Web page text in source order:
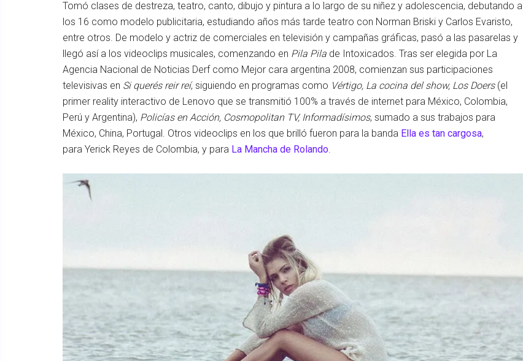
Tomó clases de destreza, teatro, canto, dibujo y pintura a lo largo de su niñez y adolescencia, debutando a
los 16 como modelo publicitaria, estudiando años más tarde teatro con Norman Briski y Carlos Evaristo,
entre otros. De modelo y actriz de comerciales en televisión y campañas gráficas, pasó a las pasarelas y
llegó así a los videoclips musicales, comenzando en Pila Pila de Intoxicados. Tras ser elegida por La
Agencia Nacional de Noticias Derf como Mejor cara argentina 2008, comienzan sus participaciones
televisivas en Si querés reir reí, siguiendo en programas como Vértigo, La cocina del show, Los Doers(el
primer reality interactivo de Lenovo que se transmitió 100% a través de internet para México, Colombia,
Perú y Argentina), Policías en Acción, Cosmopolitan TV, Informadísimos, sumado a sus trabajos para
México, China, Portugal. Otros videoclips en los que brilló fueron para la banda Ella es tan cargosa,
para Yerick Reyes de Colombia, y para La Mancha de Rolando.